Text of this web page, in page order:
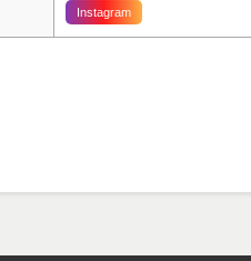
Instagram